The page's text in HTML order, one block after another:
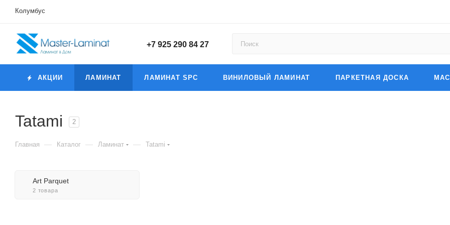
Колумбус
+7 925 290 84 27
АКЦИИ ЛАМИНАТ ЛАМИНАТ SPC ВИНИЛОВЫЙ ЛАМИНАТ ПАРКЕТНАЯ ДОСКА
Tatami 2
Главная — Каталог — Ламинат — Tatami
Art Parquet
2 товара